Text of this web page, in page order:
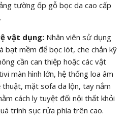
tường ốp gỗ bọc da cao cấp
vật dụng:Nhân viên sử dụng
bạt mềm để bọc lót, che chắn kỹ
cần can thiệp hoặc các vật
màn hình lớn, hệ thống loa âm
mặt sofa da lộn, tay nắm
cách ly tuyệt đối nội thất khỏi
trình sục rửa phía trên cao.